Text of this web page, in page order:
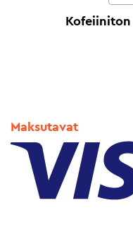
Maksutavat